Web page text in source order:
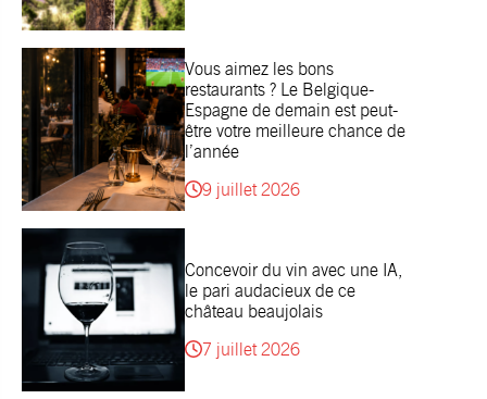
Vous aimez les bons
restaurants ? Le Belgique-
Espagne de demain est peut-
être votre meilleure chance de
l’année
9 juillet 2026
Concevoir du vin avec une IA,
le pari audacieux de ce
château beaujolais
7 juillet 2026